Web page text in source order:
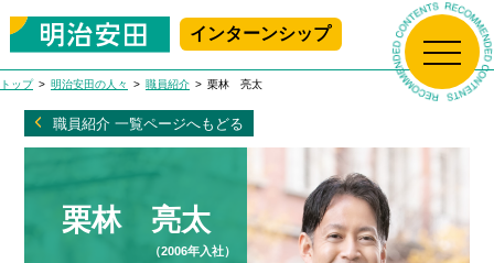
インターンシップ
新規プレエントリー マイページログイン
トップ
生保の学校 Top
明治安田について
トップ 明治安田の人々 職員紹介 栗林 亮太
職員紹介 一覧ページへもどる
栗林 亮太
（2006年入社）